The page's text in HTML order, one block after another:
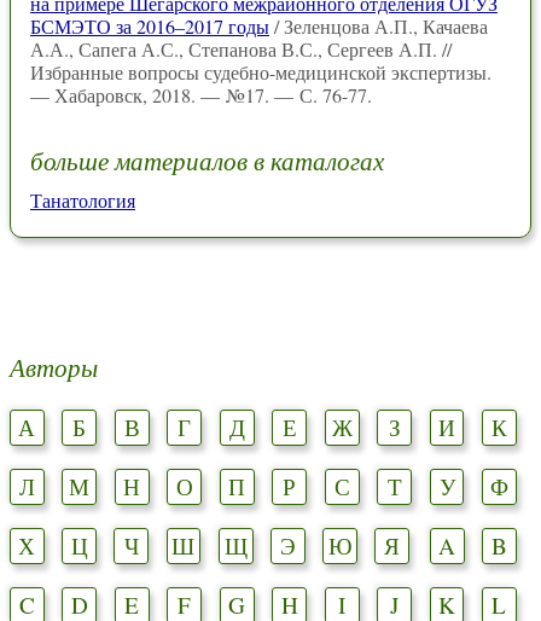
БСМЭТО за 2016–2017 годы/ Зеленцова А.П., Качаева
А.А., Сапега А.С., Степанова В.С., Сергеев А.П. //
Избранные вопросы судебно-медицинской экспертизы.
— Хабаровск, 2018. — №17. — С. 76-77.
больше материалов в каталогах
Танатология
Авторы
А Б В Г Д Е Ж З И
К
Л
М Н О П Р С Т У
Ф
Х
Ц Ч Ш Щ Э Ю Я A
B
C
D E F G H I J K
L